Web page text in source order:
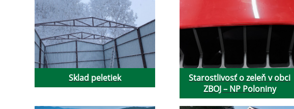
Sklad peletiek
Starostlivosť o zeleň v obci
ZBOJ – NP Poloniny